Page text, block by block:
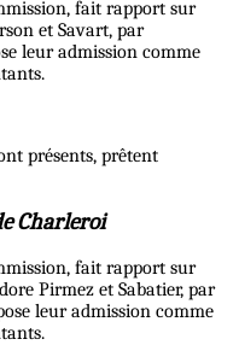
fait rapport sur
et Savart, par
leur admission comme
présents, prêtent
Charleroi
fait rapport sur
Pirmez et Sabatier, par
leur admission comme